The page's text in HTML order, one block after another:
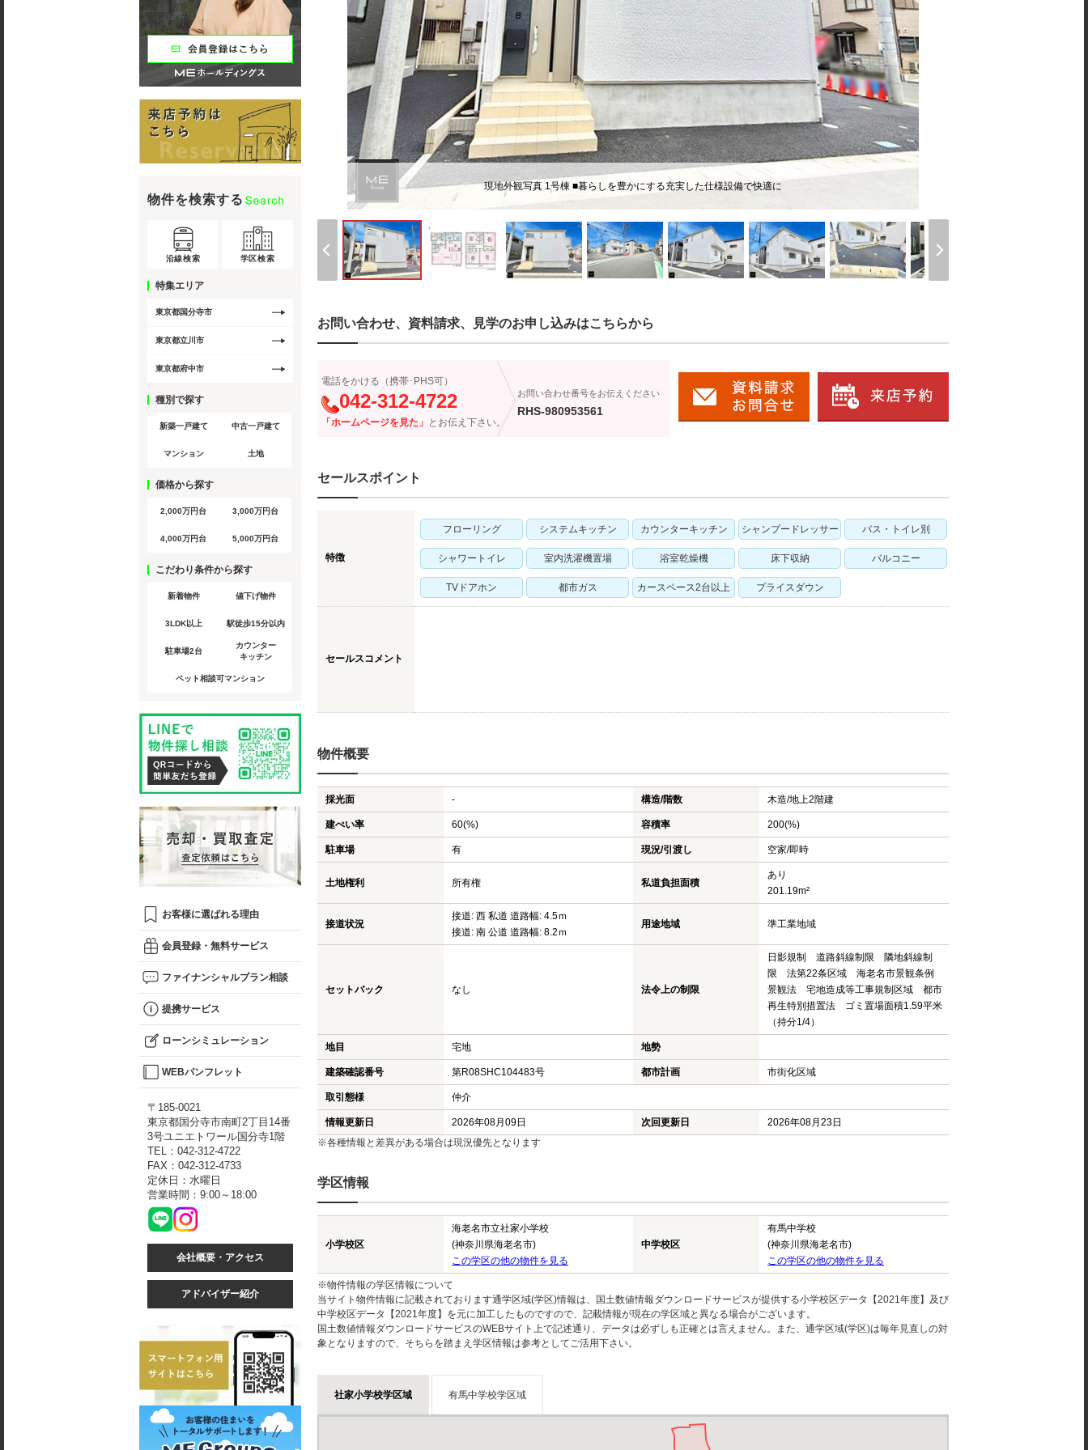
現地外観写真 1号棟 ■暮らしを豊かにする充実した仕様設備で快適に
お問い合わせ、資料請求、見学のお申し込みはこちらから
電話をかける（携帯･PHS可）
042-312-4722
「ホームページを見た」 とお伝え下さい。
お問い合わせ番号をお伝えください
RHS-980953561
セールスポイント
特徴
フローリング システムキッチン カウンターキッチン シャンプードレッサー バス・トイレ別
シャワートイレ 室内洗濯機置場 浴室乾燥機 床下収納 バルコニー
TVドアホン 都市ガス カースペース2台以上 プライスダウン
セールスコメント
物件概要
採光面 - 構造/階数 木造/地上2階建
建ぺい率 60(%) 容積率 200(%)
駐車場 有 現況/引渡し 空家/即時
土地権利 所有権 私道負担面積
あり
201.19m²
接道状況
接道: 西 私道 道路幅: 4.5ｍ
接道: 南 公道 道路幅: 8.2ｍ
用途地域 準工業地域
セットバック なし 法令上の制限
日影規制 道路斜線制限 隣地斜線制
限 法第22条区域 海老名市景観条例
景観法 宅地造成等工事規制区域 都市
再生特別措置法 ゴミ置場面積1.59平米
（持分1/4）
地目 宅地 地勢
建築確認番号 第R08SHC104483号 都市計画 市街化区域
取引態様 仲介
情報更新日 2026年08月09日 次回更新日
2026年08月23日
※各種情報と差異がある場合は現況優先となります
学区情報
小学校区
海老名市立社家小学校
(神奈川県海老名市)
この学区の他の物件を見る
中学校区
有馬中学校
(神奈川県海老名市)
この学区の他の物件を見る
※物件情報の学区情報について
当サイト物件情報に記載されております通学区域(学区)情報は、国土数値情報ダウンロードサービスが提供する小学校区データ【2021年度】及び
中学校区データ【2021年度】を元に加工したものですので、記載情報が現在の学区域と異なる場合がございます。
国土数値情報ダウンロードサービスのWEBサイト上で記述通り、データは必ずしも正確とは言えません。また、通学区域(学区)は毎年見直しの対
象となりますので、そちらを踏まえ学区情報は参考としてご活用下さい。
社家小学校学区域 有馬中学校学区域
物件を検索する
沿線検索 学区検索
特集エリア
東京都国分寺市
東京都立川市
東京都府中市
種別で探す
新築一戸建て 中古一戸建て
マンション 土地
価格から探す
2,000万円台 3,000万円台
4,000万円台 5,000万円台
こだわり条件から探す
新着物件 値下げ物件
3LDK以上 駅徒歩15分以内
駐車場2台
カウンター
キッチン
ペット相談可マンション
お客様に選ばれる理由
会員登録・無料サービス
ファイナンシャルプラン相談
提携サービス
ローンシミュレーション
WEBパンフレット
〒185-0021
東京都国分寺市南町2丁目14番
3号ユニエトワール国分寺1階
TEL：042-312-4722
FAX：042-312-4733
定休日：水曜日
営業時間：9:00～18:00
会社概要・アクセス
アドバイザー紹介